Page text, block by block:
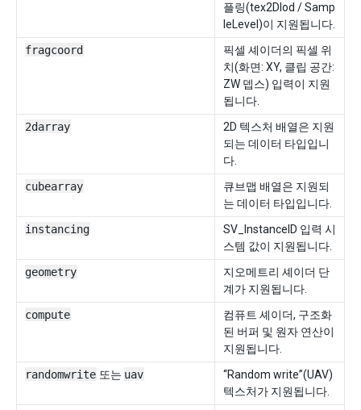
플링(tex2Dlod / Samp
leLevel)이 지원됩니다.
fragcoord
픽셀 셰이더의 픽셀 위
치(화면: XY, 클립 공간:
ZW 뎁스) 입력이 지원
됩니다.
2darray
2D 텍스처 배열은 지원
되는 데이터 타입입니
다.
cubearray
큐브맵 배열은 지원되
는 데이터 타입입니다.
instancing
SV_InstanceID 입력 시
스템 값이 지원됩니다.
geometry
지오메트리 셰이더 단
계가 지원됩니다.
compute
컴퓨트 셰이더, 구조화
된 버퍼 및 원자 연산이
지원됩니다.
randomwrite 또는 uav
“Random write”(UAV)
텍스처가 지원됩니다.